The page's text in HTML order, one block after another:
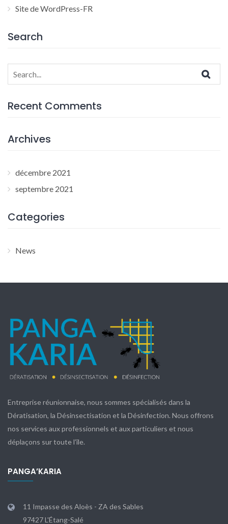
Site de WordPress-FR
Search
for:
Recent Comments
Archives
décembre 2021
septembre 2021
Categories
News
Entreprise réunionnaise, nous sommes spécialisés dans la
Dératisation, la Désinsectisation et la Désinfection. Nous offrons
nos services aux professionnels et aux particuliers et nous
déplaçons sur toute l’île.
PANGA’KARIA
11 Impasse des Aloès - ZA des Sables
97427 L'Étang-Salé